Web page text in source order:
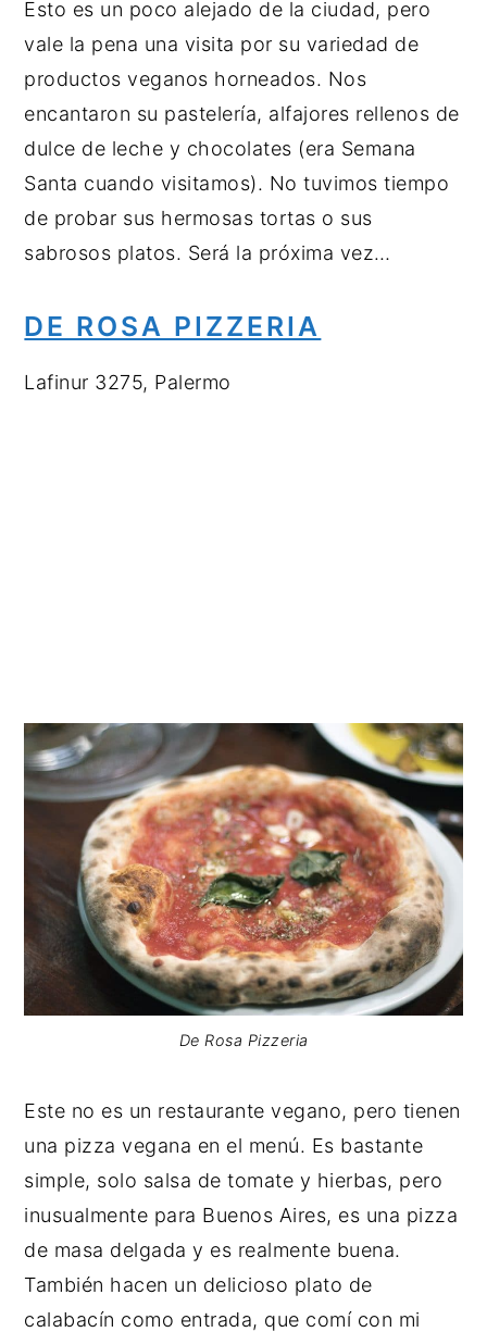
Esto es un poco alejado de la ciudad, pero
vale la pena una visita por su variedad de
productos veganos horneados. Nos
encantaron su pastelería, alfajores rellenos de
dulce de leche y chocolates (era Semana
Santa cuando visitamos). No tuvimos tiempo
de probar sus hermosas tortas o sus
sabrosos platos. Será la próxima vez…
DE ROSA PIZZERIA
Lafinur 3275, Palermo
De Rosa Pizzeria
Este no es un restaurante vegano, pero tienen
una pizza vegana en el menú. Es bastante
simple, solo salsa de tomate y hierbas, pero
inusualmente para Buenos Aires, es una pizza
de masa delgada y es realmente buena.
También hacen un delicioso plato de
calabacín como entrada, que comí con mi